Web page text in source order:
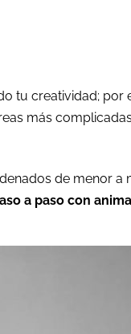
tu creatividad; por
más
de menor a
a paso con